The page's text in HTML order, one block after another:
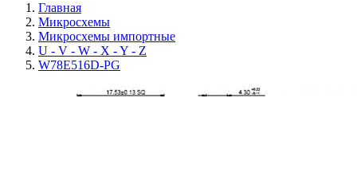
Главная
Микросхемы
Микросхемы импортные
U - V - W - X - Y - Z
W78E516D-PG